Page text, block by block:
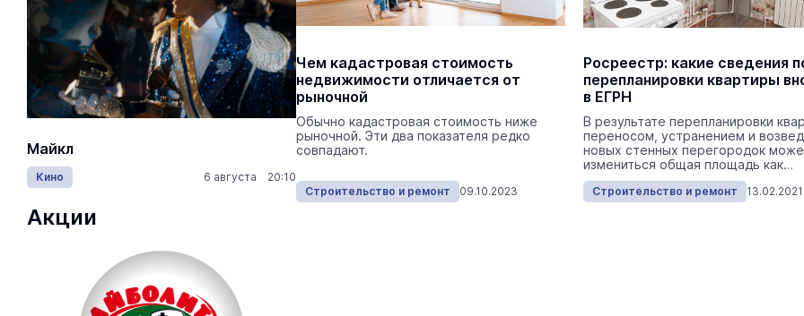
Майкл
Кино 6 августа 20:10
Лида / Lida
На ощупь.
лабиринту
Город
Акции
Каменный ковёр для уличных
покрытий: из чего складывается
цена за м² и как её оптимизировать
Монолитная поверхность сочетает
практичностью современных технологий.
Строительство и ремонт
Чем кадастровая стоимость
недвижимости отличается от
рыночной
Обычно кадастровая стоимость ниже
рыночной. Эти два показателя редко
совпадают.
Строительство и ремонт 09.10.2023
Росреестр: какие сведения
перепланировки квартиры
в ЕГРН
В результате перепланировки
переносом, устранением и
новых стенных перегородок
измениться общая площадь как
в меньшую, так и в большую
Строительство и ремонт 13.02.2021
В Йошкар-Оле в